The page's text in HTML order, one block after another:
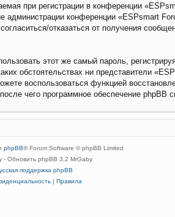
при регистрации в конференции
администрации конференции «ESPsmart
отказаться от получения
этот же самый пароль,
обстоятельствах ни представители
воспользоваться функцией
чего программное обеспечение phpBB
phpBB® Forum Software © phpBB Limited
- Обновить phpBB 3.2 MrGaby
поддержка phpBB
| Правила